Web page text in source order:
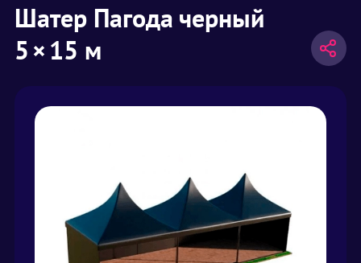
Шатер Пагода черный
5 × 15 м